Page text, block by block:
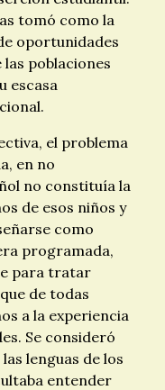
tomó como la
oportunidades
las poblaciones
escasa
el problema
en no
no constituía la
de esos niños y
como
programada,
para tratar
de todas
a la experiencia
Se consideró
lenguas de los
entender